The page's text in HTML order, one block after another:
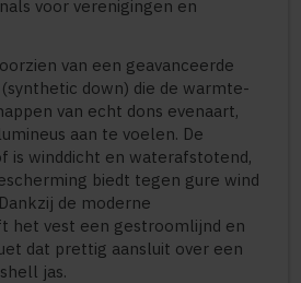
voor verenigingen en
van een geavanceerde
down) die de warmte-
van echt dons evenaart,
aan te voelen. De
is winddicht en waterafstotend,
biedt tegen gure wind
de moderne
het vest een gestroomlijnd en
dat prettig aansluit over een
jas.